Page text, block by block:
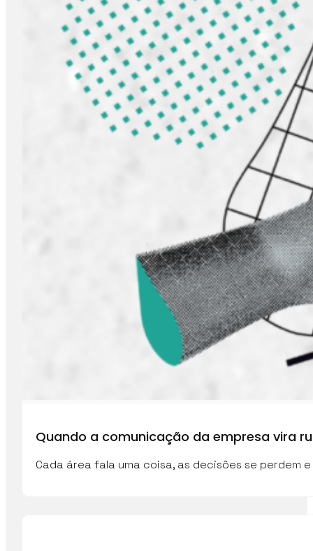
Quando a comunicação da empresa vira
Cada área fala uma coisa, as decisões se perdem